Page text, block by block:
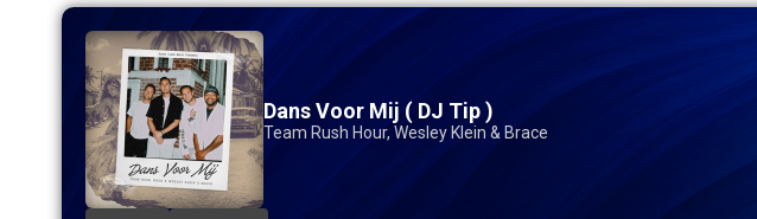
Dans Voor Mij ( DJ Tip )
Team Rush Hour, Wesley Klein & Brace